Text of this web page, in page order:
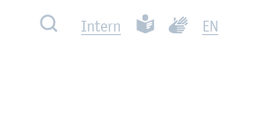
Such­ben In­tern Leich­te Spra­che
EN